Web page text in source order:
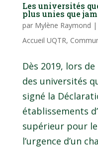
Les universités
plus unies que
par Mylène Raymond |
Accueil UQTR,
Dès 2019, lors
des universités
signé la
établissements
supérieur pour
l’urgence d’un